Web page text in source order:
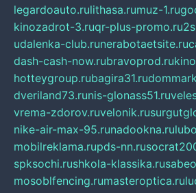
legardoauto.rulithasa.rumuz-1.ru
kinozadrot-3.ruqr-plus-promo.ru
udalenka-club.runerabotaetsite.ru
dash-cash-now.rubravoprod.ru
hotteygroup.rubagira31.ru
dveriland73.runis-glonass51.ru
vrema-zdorov.ruvelonik.ru
nike-air-max-95.runadookna.ru
mobilreklama.rupds-nn.ru
spksochi.rushkola-klassika.ru
mosoblfencing.rumasteroptica.ru